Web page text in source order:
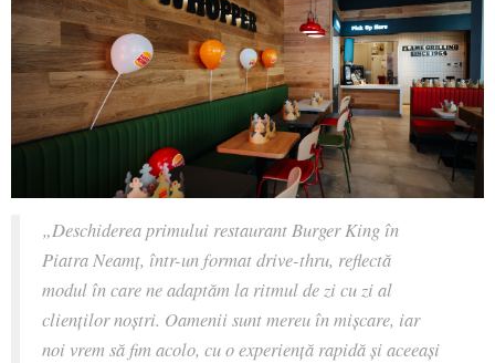
„Deschiderea primului restaurant Burger King în
Piatra Neamț, într-un format drive-thru, reflectă
modul în care ne adaptăm la ritmul de zi cu zi al
clienților noștri. Oamenii sunt mereu în mișcare, iar
noi vrem să fim acolo, cu o experiență rapidă și aceeași